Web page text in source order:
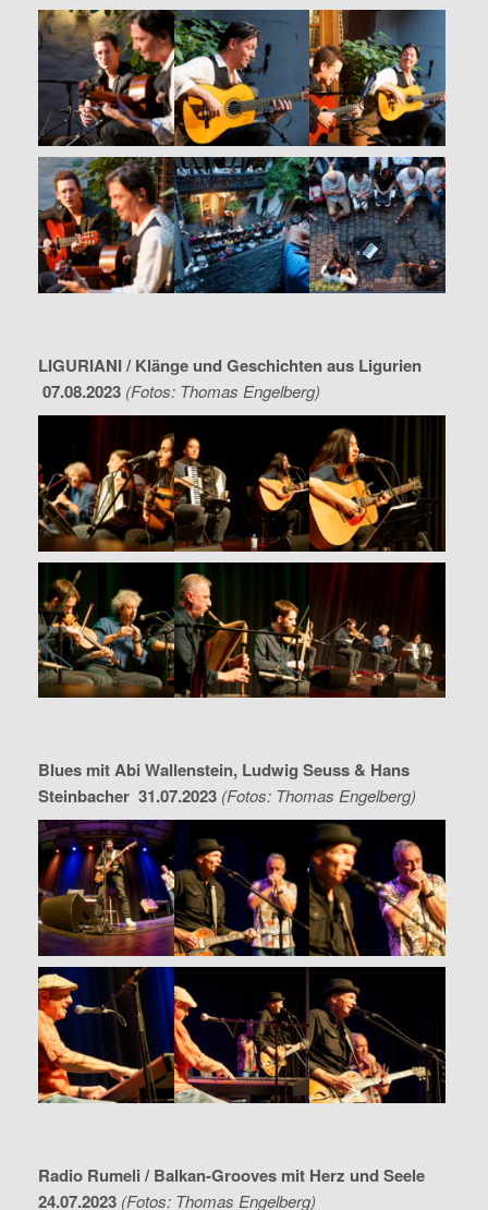
LIGURIANI / Klänge und Geschichten aus Ligurien
07.08.2023 (Fotos: Thomas Engelberg)
Blues mit Abi Wallenstein, Ludwig Seuss & Hans
Steinbacher 31.07.2023 (Fotos: Thomas Engelberg)
Radio Rumeli / Balkan-Grooves mit Herz und Seele
24.07.2023 (Fotos: Thomas Engelberg)